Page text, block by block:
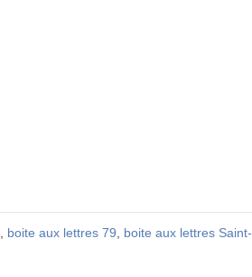
, boite aux lettres 79, boite aux lettres Saint-